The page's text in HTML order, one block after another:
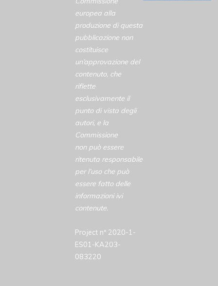
europea alla
produzione di questa
pubblicazione non
costituisce
un’approvazione del
contenuto, che
riflette
esclusivamente il
punto di vista degli
autori, e la
Commissione
non può essere
ritenuta responsabile
per l’uso che può
essere fatto delle
informazioni ivi
contenute.
Project nº 2020-1-
ES01-KA203-
083220